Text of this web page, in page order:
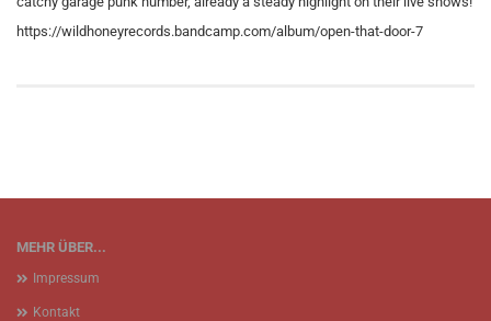
https://wildhoneyrecords.bandcamp.com/album/open-that-door-7
MEHR ÜBER...
Impressum
Kontakt